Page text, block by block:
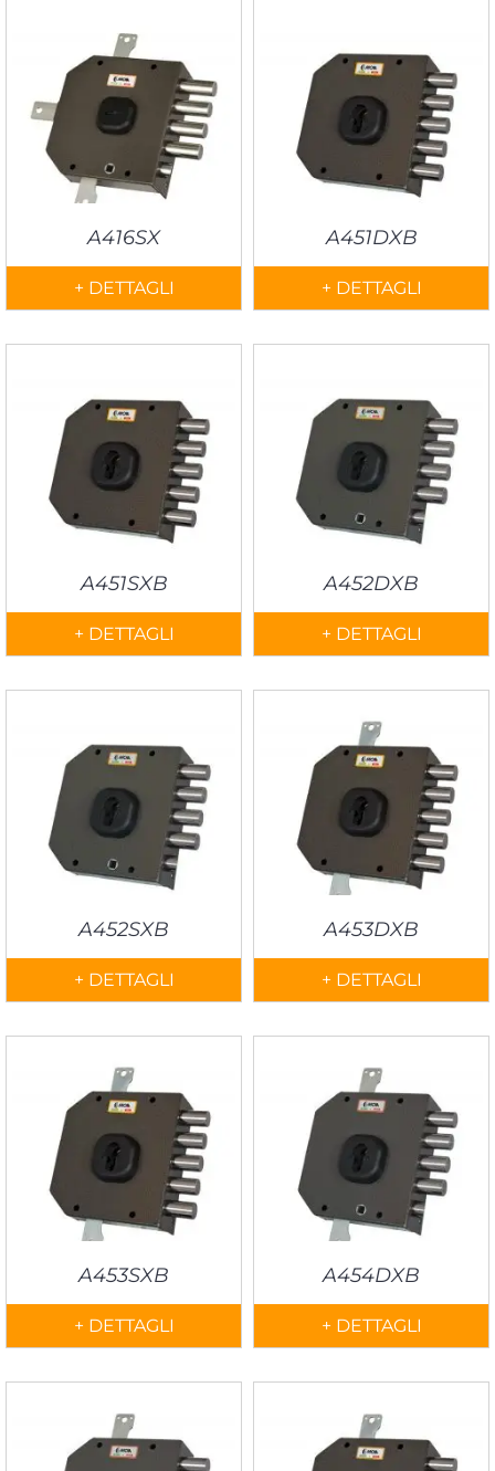
A416SX
+ DETTAGLI
A451DXB
+ DETTAGLI
A451SXB
+ DETTAGLI
A452DXB
+ DETTAGLI
A452SXB
+ DETTAGLI
A453DXB
+ DETTAGLI
A453SXB
+ DETTAGLI
A454DXB
+ DETTAGLI